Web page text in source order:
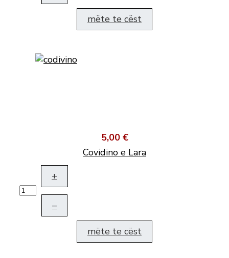
mëte te cëst
5,00 €
Covidino e Lara
+
–
mëte te cëst